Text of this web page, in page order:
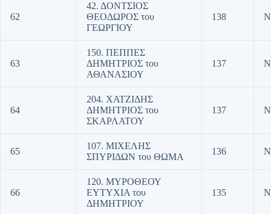
62
42. ΔΟΝΤΣΙΟΣ
ΘΕΟΔΩΡΟΣ του
ΓΕΩΡΓΙΟΥ
138
63
150. ΠΕΠΠΕΣ
ΔΗΜΗΤΡΙΟΣ του
ΑΘΑΝΑΣΙΟΥ
137
64
204. ΧΑΤΖΙΔΗΣ
ΔΗΜΗΤΡΙΟΣ του
ΣΚΑΡΛΑΤΟΥ
137
65
107. ΜΙΧΕΛΗΣ
ΣΠΥΡΙΔΩΝ του ΘΩΜΑ
136
66
120. ΜΥΡΟΘΕΟΥ
ΕΥΤΥΧΙΑ του
ΔΗΜΗΤΡΙΟΥ
135